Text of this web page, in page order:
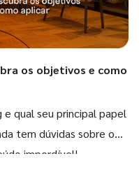
os objetivos e como
qual seu principal papel
tem dúvidas sobre o
imperdível!